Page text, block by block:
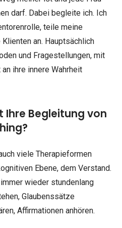
darf. Dabei begleite ich. Ich
teile meine
an. Hauptsächlich
und Fragestellungen, mit
ihre innere Wahrheit
Begleitung von
viele Therapieformen
Ebene, dem Verstand.
wieder stundenlang
Glaubenssätze
Affirmationen anhören.